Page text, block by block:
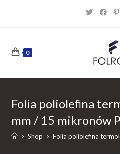
0
Folia poliolefina
mm / 15 mikronów
> Shop > Folia poliolefina